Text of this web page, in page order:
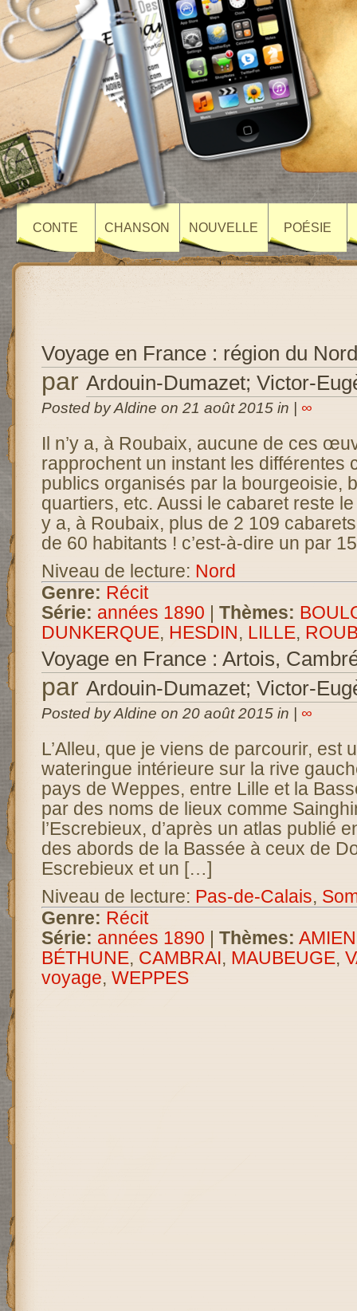
CONTE CHANSON NOUVELLE POÉSIE
Voyage en France : région du Nord
par Ardouin-Dumazet; Victor-
Posted by Aldine on 21 août 2015 in | ∞
Il n’y a, à Roubaix, aucune de ces
rapprochent un instant les différentes
publics organisés par la bourgeoisie,
quartiers, etc. Aussi le cabaret reste
y a, à Roubaix, plus de 2 109
de 60 habitants ! c’est-à-dire un par
Niveau de lecture: Nord
Genre: Récit
Série: années 1890 | Thèmes:
DUNKERQUE, HESDIN, LILLE,
Voyage en France : Artois,
par Ardouin-Dumazet; Victor-
Posted by Aldine on 20 août 2015 in | ∞
L’Alleu, que je viens de parcourir, est
wateringue intérieure sur la rive
pays de Weppes, entre Lille et la
par des noms de lieux comme
l’Escrebieux, d’après un atlas publié
des abords de la Bassée à ceux de
Escrebieux et un […]
Niveau de lecture: Pas-de-Calais,
Genre: Récit
Série: années 1890 | Thèmes:
BÉTHUNE, CAMBRAI, MAUBEUGE,
voyage, WEPPES